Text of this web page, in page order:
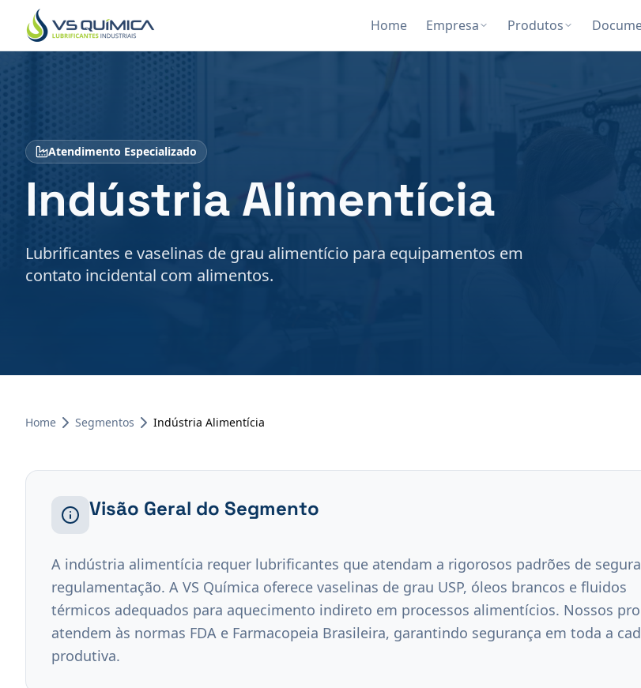
Ir para o conteúdo principal
Home
Empresa Produtos
Atendimento Especializado
Indústria Alimentícia
Lubrificantes e vaselinas de grau alimentício para equipamentos em
contato incidental com alimentos.
Home Segmentos Indústria Alimentícia
Visão Geral do Segmento
A indústria alimentícia requer lubrificantes que atendam a rigorosos padrões de
regulamentação. A VS Química oferece vaselinas de grau USP, óleos brancos e fluidos
térmicos adequados para aquecimento indireto em processos alimentícios. Nossos
atendem às normas FDA e Farmacopeia Brasileira, garantindo segurança em toda a
produtiva.